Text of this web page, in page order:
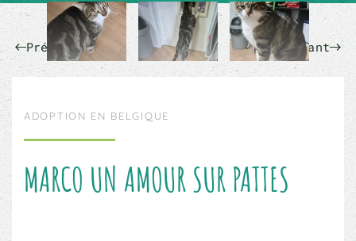
Précédent Suivant
ADOPTION EN BELGIQUE
MARCO UN AMOUR SUR PATTES